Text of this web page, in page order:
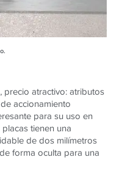
precio atractivo: atributos
accionamiento
para su uso en
tienen una
de dos milímetros
forma oculta para una